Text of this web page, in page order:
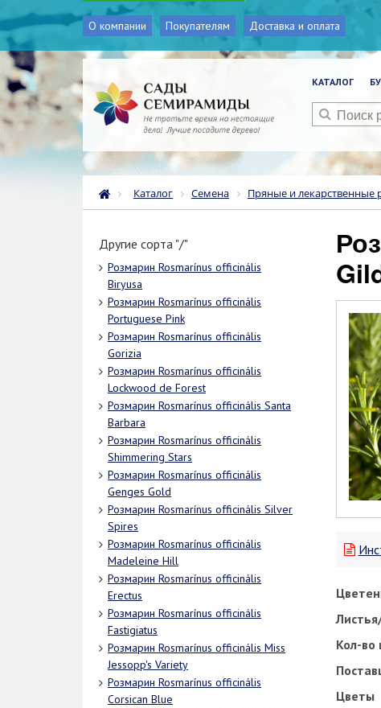
О компании Покупателям Доставка и оплата
КАТАЛОГ
Каталог Семена Пряные и лекарственные
Другие сорта "/"
Розмарин Rosmarínus officinális
Biryusa
Розмарин Rosmarínus officinális
Portuguese Pink
Розмарин Rosmarínus officinális
Gorizia
Розмарин Rosmarínus officinális
Lockwood de Forest
Розмарин Rosmarínus officinális Santa
Barbara
Розмарин Rosmarínus officinális
Shimmering Stars
Розмарин Rosmarínus officinális
Genges Gold
Розмарин Rosmarínus officinális Silver
Spires
Розмарин Rosmarínus officinális
Madeleine Hill
Розмарин Rosmarínus officinális
Erectus
Розмарин Rosmarínus officinális
Fastigiatus
Розмарин Rosmarínus officinális Miss
Jessopp's Variety
Розмарин Rosmarínus officinális
Corsican Blue
Розмарин Rosmarínus officinális
Кол-во
Цветы